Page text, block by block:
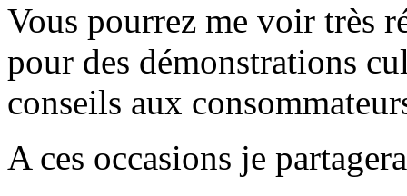
Vous pourrez me voir très
pour des démonstrations
conseils aux
A ces occasions je